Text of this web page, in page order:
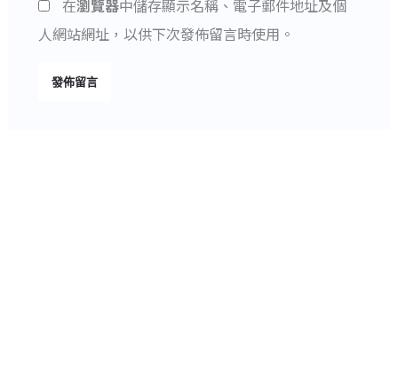
址
*
在瀏覽器中儲存顯示名稱、電子郵件地址及個
人網站網址，以供下次發佈留言時使用。